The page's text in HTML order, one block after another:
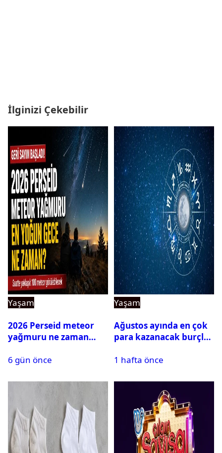
İlginizi Çekebilir
Yaşam
2026 Perseid meteor
yağmuru ne zaman
6 gün önce
Yaşam
Ağustos ayında en çok
para kazanacak burçlar
1 hafta önce